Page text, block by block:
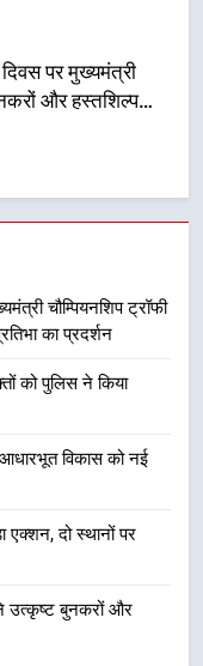
बड़ा संगठनात्मक
और समितियों
कॉरिडोर से जुड़ी
समयबद्ध एवं
सुनिश्चित करने के
01 सितंबर से सजेगा
स्तर तक होगा
चौम्पियनशिप ट्रॉफी
का प्रदर्शन
को पुलिस ने किया
विकास को नई
एक्शन, दो स्थानों पर
ने उत्कृष्ट बुनकरों और